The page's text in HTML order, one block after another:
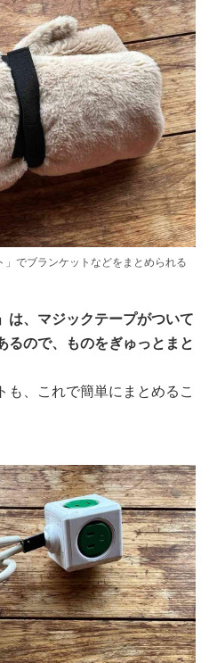
でブランケットなどをまとめられる
は、マジックテープがついて
るので、ものをぎゅっとまと
も、これで簡単にまとめるこ